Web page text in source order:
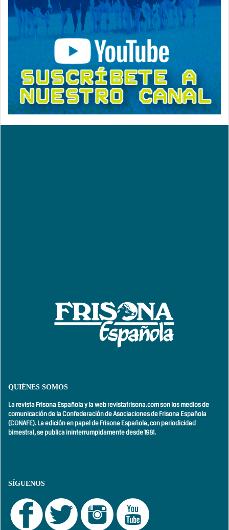
QUIÉNES SOMOS
La revista Frisona Española y la web revistafrisona.com son los medios de
comunicación de la Confederación de Asociaciones de Frisona Española
(CONAFE). La edición en papel de Frisona Española, conperiodicidad
bimestral,se publica ininterrumpidamente desde 1981.
SÍGUENOS